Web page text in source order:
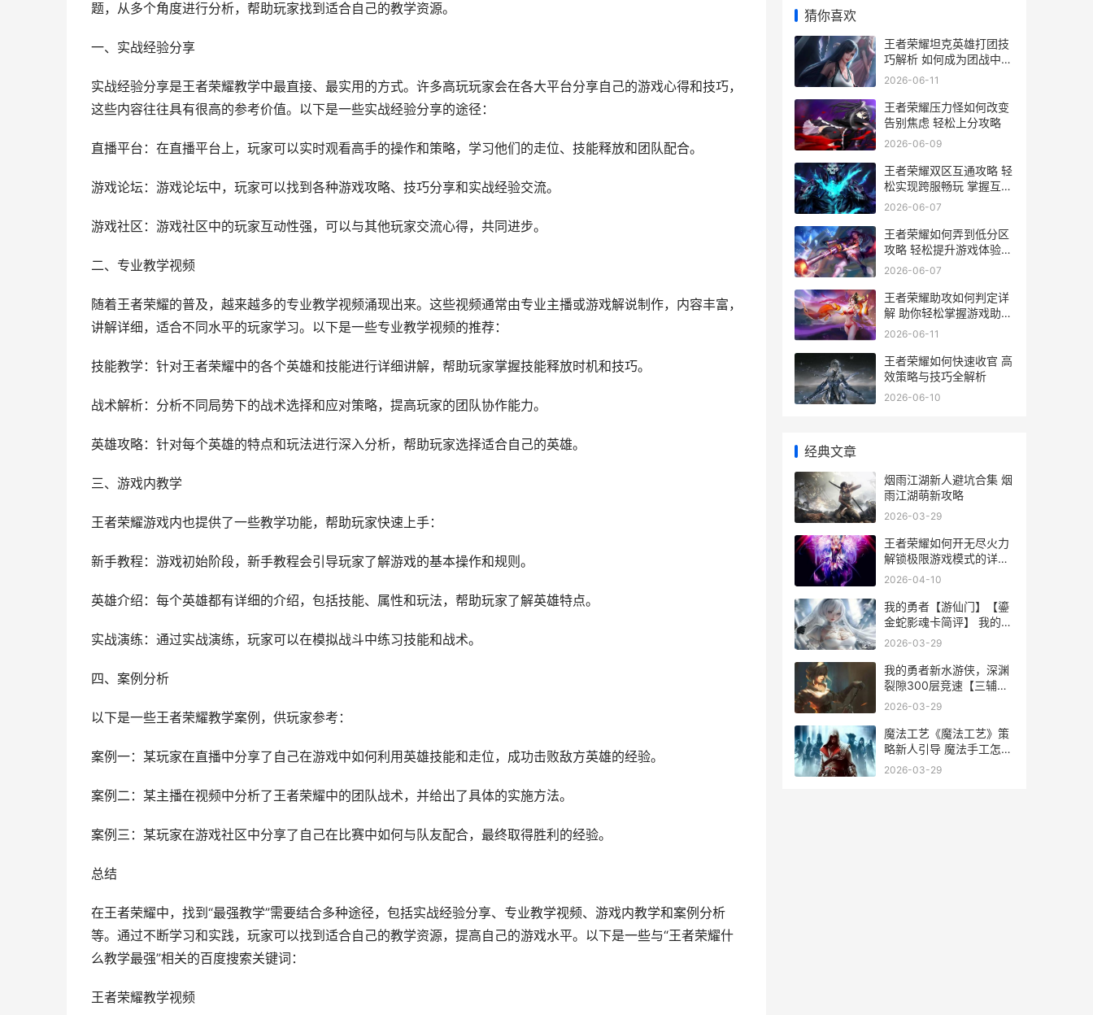
题，从多个角度进行分析，帮助玩家找到适合自己的教学资源。
一、实战经验分享
实战经验分享是王者荣耀教学中最直接、最实用的方式。许多高玩玩家会在各大平台分享自己的游戏心得和技巧，
这些内容往往具有很高的参考价值。以下是一些实战经验分享的途径：
直播平台：在直播平台上，玩家可以实时观看高手的操作和策略，学习他们的走位、技能释放和团队配合。
游戏论坛：游戏论坛中，玩家可以找到各种游戏攻略、技巧分享和实战经验交流。
游戏社区：游戏社区中的玩家互动性强，可以与其他玩家交流心得，共同进步。
二、专业教学视频
随着王者荣耀的普及，越来越多的专业教学视频涌现出来。这些视频通常由专业主播或游戏解说制作，内容丰富，
讲解详细，适合不同水平的玩家学习。以下是一些专业教学视频的推荐：
技能教学：针对王者荣耀中的各个英雄和技能进行详细讲解，帮助玩家掌握技能释放时机和技巧。
战术解析：分析不同局势下的战术选择和应对策略，提高玩家的团队协作能力。
英雄攻略：针对每个英雄的特点和玩法进行深入分析，帮助玩家选择适合自己的英雄。
三、游戏内教学
王者荣耀游戏内也提供了一些教学功能，帮助玩家快速上手：
新手教程：游戏初始阶段，新手教程会引导玩家了解游戏的基本操作和规则。
英雄介绍：每个英雄都有详细的介绍，包括技能、属性和玩法，帮助玩家了解英雄特点。
实战演练：通过实战演练，玩家可以在模拟战斗中练习技能和战术。
四、案例分析
以下是一些王者荣耀教学案例，供玩家参考：
案例一：某玩家在直播中分享了自己在游戏中如何利用英雄技能和走位，成功击败敌方英雄的经验。
案例二：某主播在视频中分析了王者荣耀中的团队战术，并给出了具体的实施方法。
案例三：某玩家在游戏社区中分享了自己在比赛中如何与队友配合，最终取得胜利的经验。
总结
在王者荣耀中，找到“最强教学”需要结合多种途径，包括实战经验分享、专业教学视频、游戏内教学和案例分析
等。通过不断学习和实践，玩家可以找到适合自己的教学资源，提高自己的游戏水平。以下是一些与“王者荣耀什
么教学最强”相关的百度搜索关键词：
王者荣耀教学视频
猜你喜欢
王者荣耀坦克英雄打团技
巧解析 如何成为团战中的
坚实后盾
2026-06-11
王者荣耀压力怪如何改变
告别焦虑 轻松上分攻略
2026-06-09
王者荣耀双区互通攻略 轻
松实现跨服畅玩 掌握互通
技巧全解析
2026-06-07
王者荣耀如何弄到低分区
攻略 轻松提升游戏体验
告别卡顿烦恼
2026-06-07
王者荣耀助攻如何判定详
解 助你轻松掌握游戏助攻
技巧
2026-06-11
王者荣耀如何快速收官 高
效策略与技巧全解析
2026-06-10
经典文章
烟雨江湖新人避坑合集 烟
雨江湖萌新攻略
2026-03-29
王者荣耀如何开无尽火力
解锁极限游戏模式的详细
攻略
2026-04-10
我的勇者【游仙门】【鎏
金蛇影魂卡简评】 我的勇
者游戏攻略
2026-03-29
我的勇者新水游侠，深渊
裂隙300层竞速【三辅一
C】 我的勇者水游侠能玩
2026-03-29
魔法工艺《魔法工艺》策
略新人引导 魔法手工怎么
做
2026-03-29